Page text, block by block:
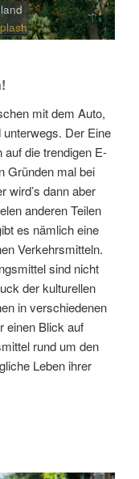
mit dem Auto,
Der Eine
die trendigen E-
Gründen mal bei
wird’s dann aber
anderen Teilen
es nämlich eine
Verkehrsmitteln.
sind nicht
der kulturellen
in verschiedenen
einen Blick auf
rund um den
Leben ihrer